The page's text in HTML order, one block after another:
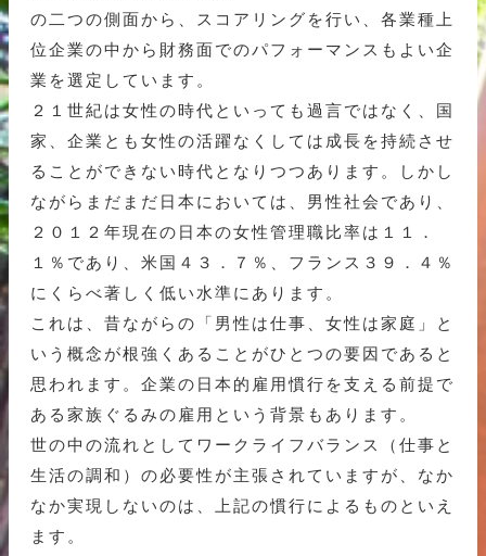
の二つの側面から、スコアリングを行い、各業種上
位企業の中から財務面でのパフォーマンスもよい企
業を選定しています。
２１世紀は女性の時代といっても過言ではなく、国
家、企業とも女性の活躍なくしては成長を持続させ
ることができない時代となりつつあります。しかし
ながらまだまだ日本においては、男性社会であり、
２０１２年現在の日本の女性管理職比率は１１．
１％であり、米国４３．７％、フランス３９．４％
にくらべ著しく低い水準にあります。
これは、昔ながらの「男性は仕事、女性は家庭」と
いう概念が根強くあることがひとつの要因であると
思われます。企業の日本的雇用慣行を支える前提で
ある家族ぐるみの雇用という背景もあります。
世の中の流れとしてワークライフバランス（仕事と
生活の調和）の必要性が主張されていますが、なか
なか実現しないのは、上記の慣行によるものといえ
ます。